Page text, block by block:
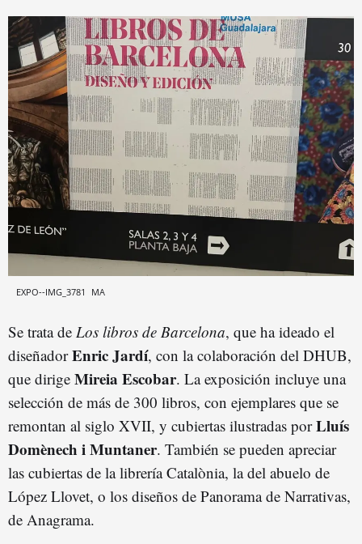
EXPO--IMG_3781 MA
Se trata de Los libros de Barcelona, que ha ideado el
diseñadorEnric Jardí, con la colaboración del DHUB,
que dirige Mireia Escobar. La exposición incluye una
selección de más de 300 libros, con ejemplares que se
remontan al siglo XVII, y cubiertas ilustradas porLluís
Domènech i Muntaner. También se pueden apreciar
las cubiertas de la librería Catalònia, la del abuelo de
López Llovet, o los diseños de Panorama de Narrativas,
de Anagrama.